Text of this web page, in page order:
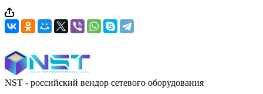
NST - российский вендор сетевого оборудования